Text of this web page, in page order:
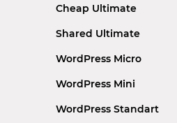
Cheap Ultimate
Shared Ultimate
WordPress Micro
WordPress Mini
WordPress Standart